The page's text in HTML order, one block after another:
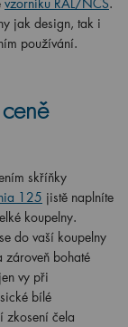
jak design, tak i
používání.
skříňky
125 jistě naplníte
koupelny.
do vaší koupelny
zároveň bohaté
vy při
bílé
zkosení čela